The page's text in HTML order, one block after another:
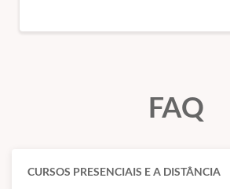
FAQ
CURSOS PRESENCIAIS E A DISTÂNCIA